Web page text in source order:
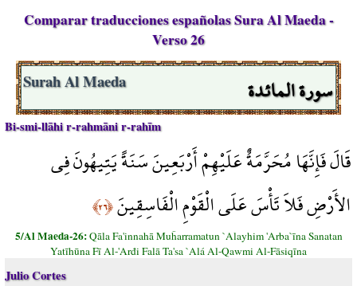
Comparar traducciones españolas Sura Al Maeda -
Verso 26
سورة المائدة Surah Al Maeda
Bi-smi-llāhi r-rahmāni r-rahīm
قَالَ فَإِنَّهَا مُحَرَّمَةٌ عَلَيْهِمْ أَرْبَعِينَ سَنَةً يَتِيهُونَ فِي
الأَرْضِ فَلاَ تَأْسَ عَلَى الْقَوْمِ الْفَاسِقِينَ﴿٢٦﴾
5/Al Maeda-26:Qāla Fa'innahā Muĥarramatun `Alayhim 'Arba`īna Sanatan
Yatīhūna Fī Al-'Arđi Falā Ta'sa `Alá Al-Qawmi Al-Fāsiqīna
Julio Cortes